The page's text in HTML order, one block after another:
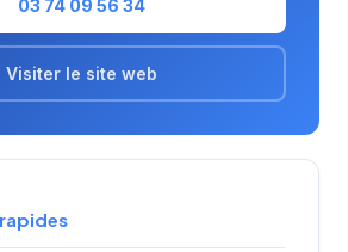
03 74 09 56 34
Visiter le site web